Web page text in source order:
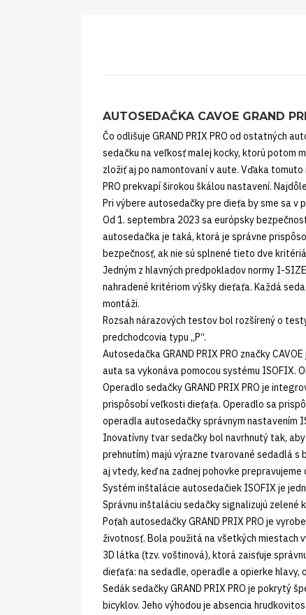
AUTOSEDAČKA CAVOE GRAND
Čo odlišuje GRAND PRIX PRO od ostatných
sedačku na veľkosť malej kocky, ktorú potom
zložiť aj po namontovaní v aute. Vďaka
PRO prekvapí širokou škálou nastavení.
Pri výbere autosedačky pre dieťa by sme sa v
Od 1. septembra 2023 sa európsky
autosedačka je taká, ktorá je správne
bezpečnosť, ak nie sú splnené tieto dve
Jedným z hlavných predpokladov normy I-
nahradené kritériom výšky dieťaťa. Každá
montáži.
Rozsah nárazových testov bol rozšírený o
predchodcovia typu „P“.
Autosedačka GRAND PRIX PRO značky
auta sa vykonáva pomocou systému ISOFIX.
Operadlo sedačky GRAND PRIX PRO je
prispôsobí veľkosti dieťaťa. Operadlo sa
operadla autosedačky správnym nastavením
Inovatívny tvar sedačky bol navrhnutý tak,
prehnutím) majú výrazne tvarované sedadlá s
aj vtedy, keď na zadnej pohovke
Systém inštalácie autosedačiek ISOFIX je
Správnu inštaláciu sedačky signalizujú zelené
Poťah autosedačky GRAND PRIX PRO je
životnosť. Bola použitá na všetkých miestach
3D látka (tzv. voštinová), ktorá zaisťuje
dieťaťa: na sedadle, operadle a opierke hlavy,
Sedák sedačky GRAND PRIX PRO je pokrytý
bicyklov. Jeho výhodou je absencia